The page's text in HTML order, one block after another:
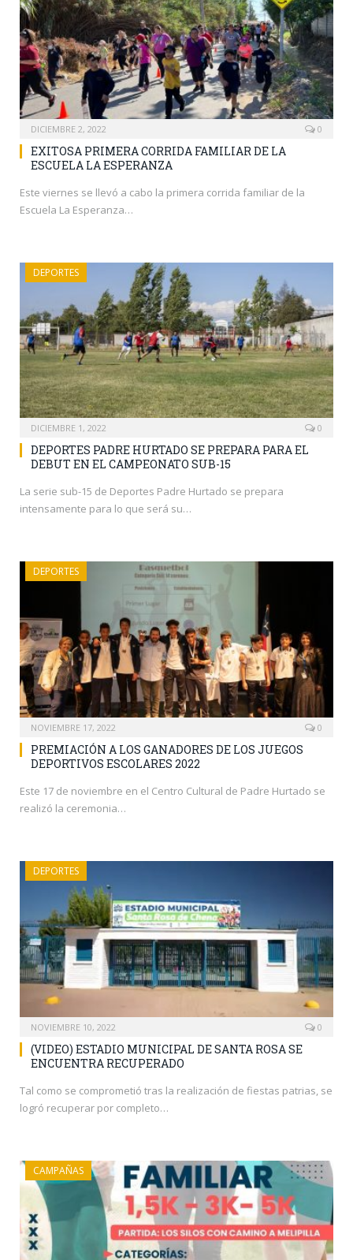
DICIEMBRE 2, 2022 0
EXITOSA PRIMERA CORRIDA FAMILIAR DE LA
ESCUELA LA ESPERANZA
Este viernes se llevó a cabo la primera corrida familiar de la
Escuela La Esperanza…
DEPORTES
DICIEMBRE 1, 2022 0
DEPORTES PADRE HURTADO SE PREPARA PARA EL
DEBUT EN EL CAMPEONATO SUB-15
La serie sub-15 de Deportes Padre Hurtado se prepara
intensamente para lo que será su…
DEPORTES
NOVIEMBRE 17, 2022 0
PREMIACIÓN A LOS GANADORES DE LOS JUEGOS
DEPORTIVOS ESCOLARES 2022
Este 17 de noviembre en el Centro Cultural de Padre Hurtado se
realizó la ceremonia…
DEPORTES
NOVIEMBRE 10, 2022 0
(VIDEO) ESTADIO MUNICIPAL DE SANTA ROSA SE
ENCUENTRA RECUPERADO
Tal como se comprometió tras la realización de fiestas patrias, se
logró recuperar por completo…
CAMPAÑAS